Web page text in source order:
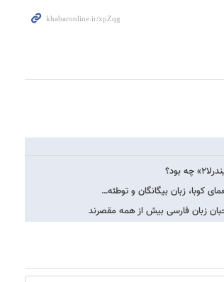
کوبا، زبان بیگانگان و توطئه…
زبان فارسی بیش از همه مقصرند